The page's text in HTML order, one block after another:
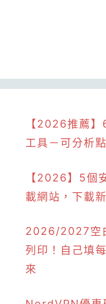
【2026推薦
工具－可分析
【2026】5個
載網站，下載
2026/2027空
列印！自己填
來